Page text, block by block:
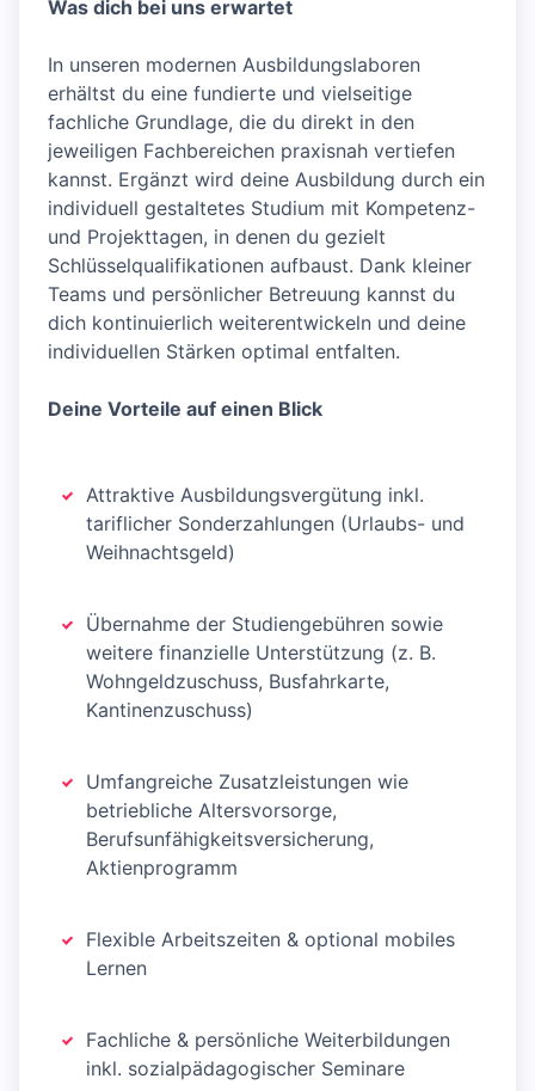
Was dich bei uns erwartet
In unseren modernen Ausbildungslaboren
erhältst du eine fundierte und vielseitige
fachliche Grundlage, die du direkt in den
jeweiligen Fachbereichen praxisnah vertiefen
kannst. Ergänzt wird deine Ausbildung durch ein
individuell gestaltetes Studium mit Kompetenz-
und Projekttagen, in denen du gezielt
Schlüsselqualifikationen aufbaust. Dank kleiner
Teams und persönlicher Betreuung kannst du
dich kontinuierlich weiterentwickeln und deine
individuellen Stärken optimal entfalten.
Deine Vorteile auf einen Blick
Attraktive Ausbildungsvergütung inkl.
tariflicher Sonderzahlungen (Urlaubs- und
Weihnachtsgeld)
Übernahme der Studiengebühren sowie
weitere finanzielle Unterstützung (z. B.
Wohngeldzuschuss, Busfahrkarte,
Kantinenzuschuss)
Umfangreiche Zusatzleistungen wie
betriebliche Altersvorsorge,
Berufsunfähigkeitsversicherung,
Aktienprogramm
Flexible Arbeitszeiten & optional mobiles
Lernen
Fachliche & persönliche Weiterbildungen
inkl. sozialpädagogischer Seminare